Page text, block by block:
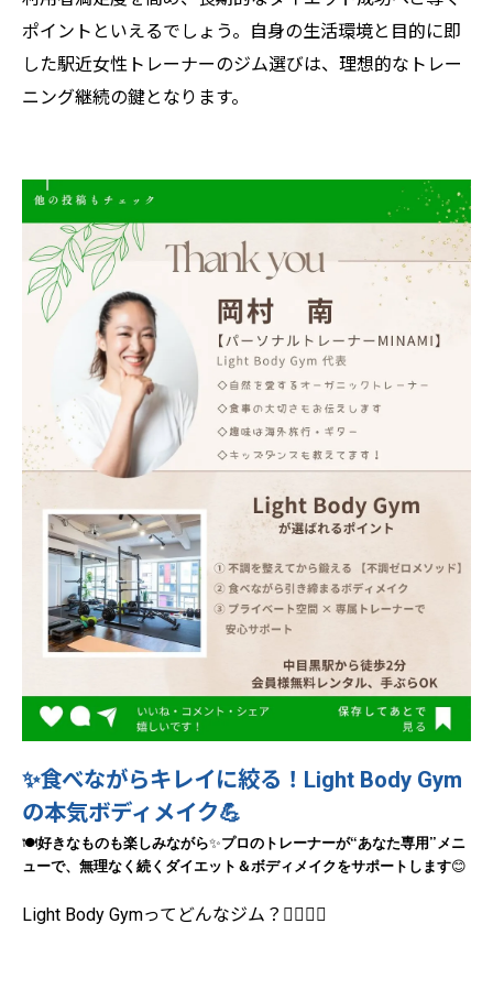
ポイントといえるでしょう。自身の生活環境と目的に即
した駅近女性トレーナーのジム選びは、理想的なトレー
ニング継続の鍵となります。
✨食べながらキレイに絞る！Light Body Gym
の本気ボディメイク💪
🍽️好きなものも楽しみながら✨プロのトレーナーが“あなた専用 ”メニ
ューで、無理なく続くダイエット＆ボディメイクをサポートします😊
Light Body Gymってどんなジム？🧘‍♀️🏋️‍♂️